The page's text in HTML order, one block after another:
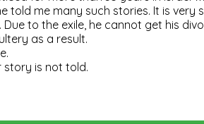
told me many such stories. It is
to the exile, he cannot get his
as a result.
is not told.